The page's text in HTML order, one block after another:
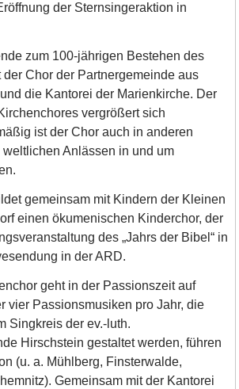
der Sternsingeraktion in
zum 100-jährigen Bestehen des
der Chor der Partnergemeinde aus
die Kantorei der Marienkirche. Der
vergrößert sich
ist der Chor auch in anderen
Anlässen in und um
gemeinsam mit Kindern der Kleinen
einen ökumenischen Kinderchor, der
des „Jahrs der Bibel“ in
in der ARD.
geht in der Passionszeit auf
vier Passionsmusiken pro Jahr, die
Singkreis der ev.-luth.
Hirschstein gestaltet werden, führen
(u. a. Mühlberg, Finsterwalde,
Gemeinsam mit der Kantorei